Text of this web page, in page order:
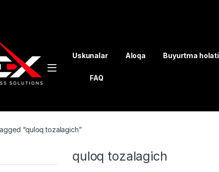
Uskunalar Aloqa Buyurtma holati
FAQ
“quloq tozalagich”
quloq tozalagich